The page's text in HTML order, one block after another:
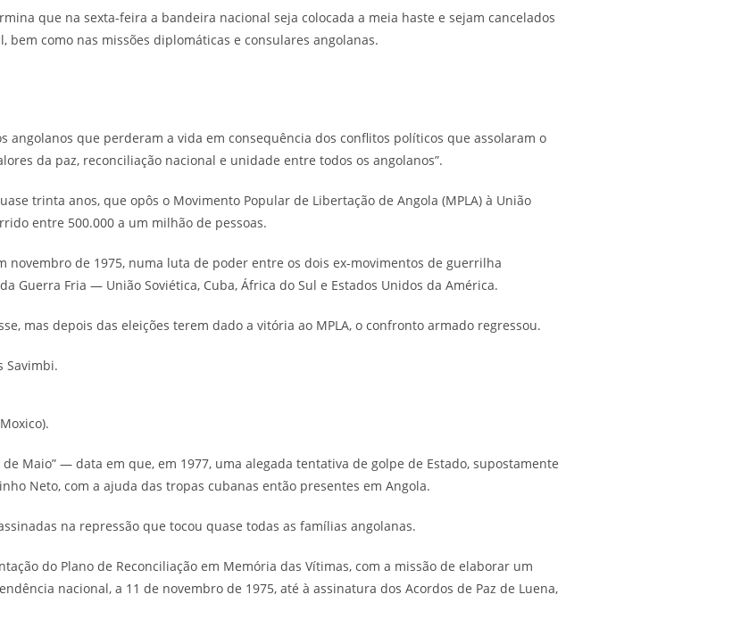
que na sexta-feira a bandeira nacional seja colocada a meia haste e sejam cancelados
como nas missões diplomáticas e consulares angolanas.
angolanos que perderam a vida em consequência dos conflitos políticos que assolaram o
da paz, reconciliação nacional e unidade entre todos os angolanos”.
trinta anos, que opôs o Movimento Popular de Libertação de Angola (MPLA) à União
entre 500.000 a um milhão de pessoas.
de 1975, numa luta de poder entre os dois ex-movimentos de guerrilha
Fria — União Soviética, Cuba, África do Sul e Estados Unidos da América.
mas depois das eleições terem dado a vitória ao MPLA, o confronto armado regressou.
Savimbi.
Maio” — data em que, em 1977, uma alegada tentativa de golpe de Estado, supostamente
Neto, com a ajuda das tropas cubanas então presentes em Angola.
na repressão que tocou quase todas as famílias angolanas.
do Plano de Reconciliação em Memória das Vítimas, com a missão de elaborar um
nacional, a 11 de novembro de 1975, até à assinatura dos Acordos de Paz de Luena,